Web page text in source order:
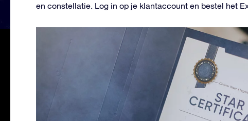
en constellatie. Log in op je klantaccount en bestel het